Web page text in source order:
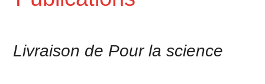
Livraison de Pour la science